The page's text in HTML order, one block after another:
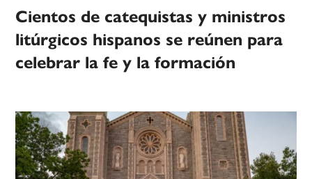
Cientos de catequistas y ministros
litúrgicos hispanos se reúnen para
celebrar la fe y la formación